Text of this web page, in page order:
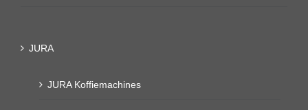
JURA
JURA Koffiemachines